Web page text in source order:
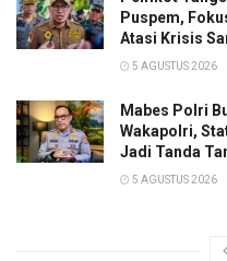
Puspem,
Atasi Krisis
5 AGUSTUS 2026
Mabes Polri
Wakapolri,
Jadi Tanda
5 AGUSTUS 2026